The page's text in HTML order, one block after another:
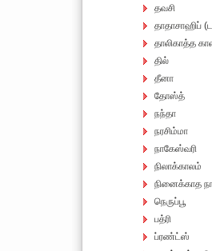
தவசி
தாதாசாஹிப்
தாலிகாத்த
தில்
தீனா
தோஸ்த்
நந்தா
நரசிம்மா
நாகேஸ்வரி
நிலாக்காலம்
நினைக்காத
நெருப்பூ
பத்ரி
ப்ரண்ட்ஸ்